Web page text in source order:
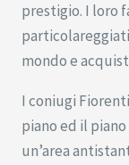
prestigio. I loro
mondo e
I coniugi
piano ed il
un’area